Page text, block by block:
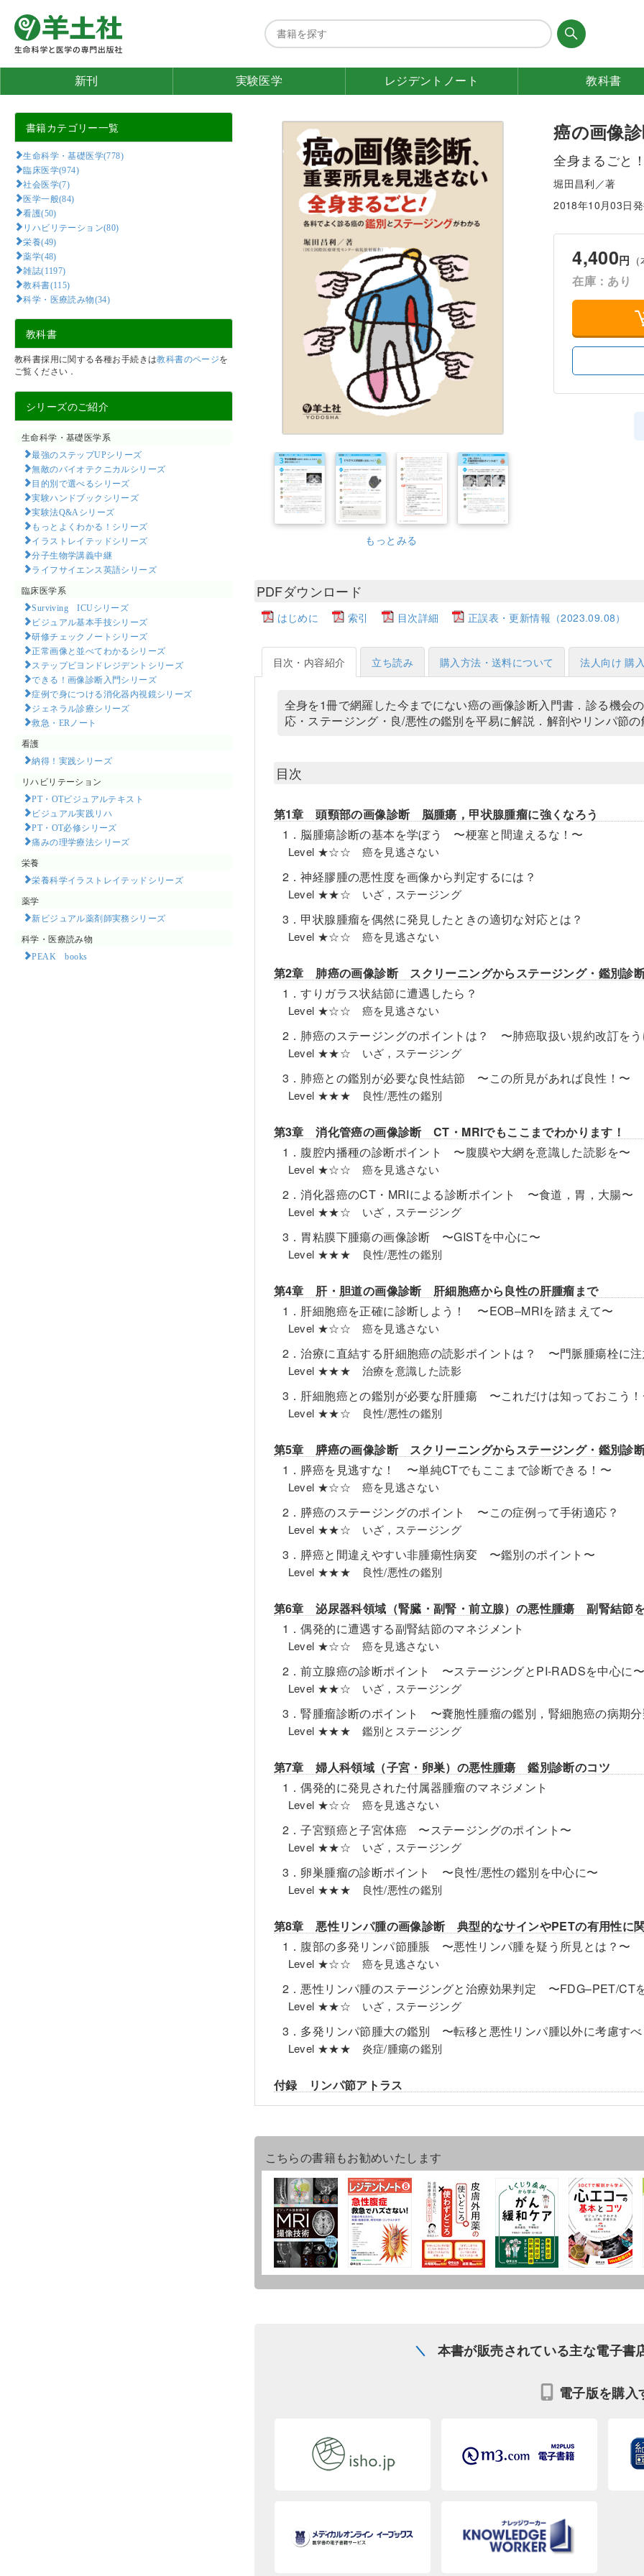
新刊 実験医学 レジデント ノート 教科書
書籍カテゴリー一覧
生命科学・基礎医学(778)
臨床医学(974)
社会医学(7)
医学一般(84)
看護(50)
リハビリテーション(80)
栄養(49)
薬学(48)
雑誌(1197)
教科書(115)
科学・医療読み物(34)
教科書
教科書採用に関する各種お手続きは教科書のページを
ご覧ください．
シリーズのご紹介
生命科学・基礎医学系
最強のステップUPシリーズ
無敵のバイオテクニカルシリーズ
目的別で選べるシリーズ
実験ハンドブックシリーズ
実験法Q&Aシリーズ
もっとよくわかる！シリーズ
イラストレイテッドシリーズ
分子生物学講義中継
ライフサイエンス英語シリーズ
臨床医学系
Surviving ICUシリーズ
ビジュアル基本手技シリーズ
研修チェックノートシリーズ
正常画像と並べてわかるシリーズ
ステップビヨンドレジデントシリーズ
できる！画像診断入門シリーズ
症例で身につける消化器内視鏡シリーズ
ジェネラル診療シリーズ
救急・ERノート
看護
納得！実践シリーズ
リハビリテーション
PT・OTビジュアルテキスト
ビジュアル実践リハ
PT・OT必修シリーズ
痛みの理学療法シリーズ
栄養
栄養科学イラストレイテッドシリーズ
薬学
新ビジュアル薬剤師実務シリーズ
科学・医療読み物
PEAK books​
もっとみる
癌の画像
全身まるごと
堀田昌利／著
2018年10月03日
4,400円
在庫：あり
PDFダウンロード
はじめに 索引 目次詳細 正誤表・更新情報（2023.09.08）
目次・内容紹介 立ち読み 購入方法・送料について 法人向け 購
全身を1冊で網羅した今までにない癌の画像診断入門書．診る機会
応・ステージング・良/悪性の鑑別を平易に解説．解剖やリンパ節
目次
第1章 頭頸部の画像診断 脳腫瘍，甲状腺腫瘤に強くなろう
1．脳腫瘍診断の基本を学ぼう 〜梗塞と間違えるな！〜
Level ★☆☆ 癌を見逃さない
2．神経膠腫の悪性度を画像から判定するには？
Level ★★☆ いざ，ステージング
3．甲状腺腫瘤を偶然に発見したときの適切な対応とは？
Level ★☆☆ 癌を見逃さない
第2章 肺癌の画像診断 スクリーニングからステージング・鑑別診
1．すりガラス状結節に遭遇したら？
Level ★☆☆ 癌を見逃さない
2．肺癌のステージングのポイントは？ 〜肺癌取扱い規約改訂を
Level ★★☆ いざ，ステージング
3．肺癌との鑑別が必要な良性結節 〜この所見があれば良性！〜
Level ★★★ 良性/悪性の鑑別
第3章 消化管癌の画像診断 CT・MRIでもここまでわかります！
1．腹腔内播種の診断ポイント 〜腹膜や大網を意識した読影を〜
Level ★☆☆ 癌を見逃さない
2．消化器癌のCT・MRIによる診断ポイント 〜食道，胃，大腸〜
Level ★★☆ いざ，ステージング
3．胃粘膜下腫瘍の画像診断 〜GISTを中心に〜
Level ★★★ 良性/悪性の鑑別
第4章 肝・胆道の画像診断 肝細胞癌から良性の肝腫瘤まで
1．肝細胞癌を正確に診断しよう！ 〜EOB–MRIを踏まえて〜
Level ★☆☆ 癌を見逃さない
2．治療に直結する肝細胞癌の読影ポイントは？ 〜門脈腫瘍栓に
Level ★★★ 治療を意識した読影
3．肝細胞癌との鑑別が必要な肝腫瘍 〜これだけは知っておこう
Level ★★☆ 良性/悪性の鑑別
第5章 膵癌の画像診断 スクリーニングからステージング・鑑別診
1．膵癌を見逃すな！ 〜単純CTでもここまで診断できる！〜
Level ★☆☆ 癌を見逃さない
2．膵癌のステージングのポイント 〜この症例って手術適応？
Level ★★☆ いざ，ステージング
3．膵癌と間違えやすい非腫瘍性病変 〜鑑別のポイント〜
Level ★★★ 良性/悪性の鑑別
第6章 泌尿器科領域（腎臓・副腎・前立腺）の悪性腫瘍 副腎結節
1．偶発的に遭遇する副腎結節のマネジメント
Level ★☆☆ 癌を見逃さない
2．前立腺癌の診断ポイント 〜ステージングとPI-RADSを中心に〜
Level ★★☆ いざ，ステージング
3．腎腫瘤診断のポイント 〜嚢胞性腫瘤の鑑別，腎細胞癌の病期
Level ★★★ 鑑別とステージング
第7章 婦人科領域（子宮・卵巣）の悪性腫瘍 鑑別診断のコツ
1．偶発的に発見された付属器腫瘤のマネジメント
Level ★☆☆ 癌を見逃さない
2．子宮頸癌と子宮体癌 〜ステージングのポイント〜
Level ★★☆ いざ，ステージング
3．卵巣腫瘤の診断ポイント 〜良性/悪性の鑑別を中心に〜
Level ★★★ 良性/悪性の鑑別
第8章 悪性リンパ腫の画像診断 典型的なサインやPETの有用性に
1．腹部の多発リンパ節腫脹 〜悪性リンパ腫を疑う所見とは？〜
Level ★☆☆ 癌を見逃さない
2．悪性リンパ腫のステージングと治療効果判定 〜FDG–PET/CT
Level ★★☆ いざ，ステージング
3．多発リンパ節腫大の鑑別 〜転移と悪性リンパ腫以外に考慮す
Level ★★★ 炎症/腫瘍の鑑別
付録 リンパ節アトラス
こちらの書籍もお勧めいたします
本書が販売されている主な電子書
電子版を購入